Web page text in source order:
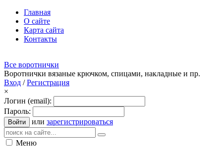
Главная
О сайте
Карта сайта
Контакты
Все воротнички
Воротнички вязаные крючком, спицами, накладные и пр.
Вход /Регистрация
×
Логин (email):
Пароль:
Войти или зарегистрироваться
Меню